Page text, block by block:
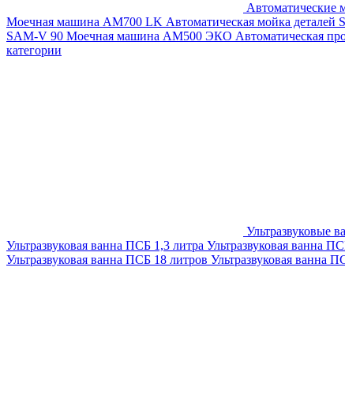
Автоматические
Моечная машина AM700 LK Автоматическая мойка деталей
SAM-V 90 Моечная машина АМ500 ЭКО Автоматическая
категории
Ультразвуковые
Ультразвуковая ванна ПСБ 1,3 литра Ультразвуковая ванна
Ультразвуковая ванна ПСБ 18 литров Ультразвуковая ванна